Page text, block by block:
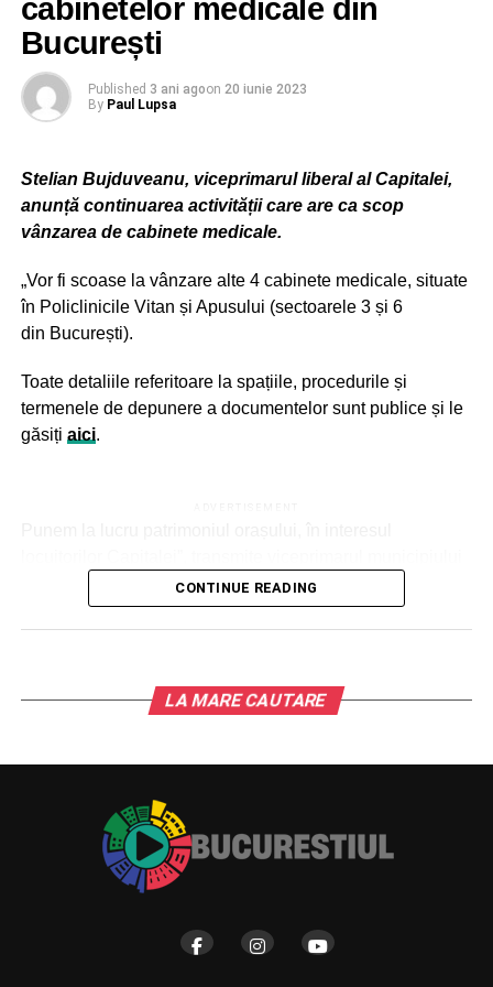
corespunzătoare a aplicaţiilor clinice şi non clinice şi
digitalizarea fluxurilor de documente”, în valoare de
6.468.434 lei, dintre care cheltuieli nerambursabile 5. 876.
234 lei (inclusiv TVA), iar contribuţia proprie a
– Spitalul Clinic Colentina – proiectul “Digitalizarea
fluxurilor interne de documente şi a modalităţii de
TVA) – cheltuieli nerambursabile;
– Spitalul Clinic Filantropia – proiectul “Digitalizarea
dintre care cheltuieli nerambursabile 5.877.386 lei
(inclusiv TVA), iar contribuţia proprie – 23.800 lei (inclusiv
TVA);
adresabilităţii şi interoperabilităţii”, în valoare de
6.225.376 lei (inclusiv TVA), dintre care cheltuieli
– Spitalul Clinic de Copii “Doctor Victor Gomoiu” –
– Spitalul Clinic de Obstetrică-Ginecologie “Prof. Dr.
Panait Sîrbu” – proiectul “Creşterea nivelului de
digitalizare”, în cuantum de 5.877.410 lei (inclusiv TVA) –
– Spitalul Clinic “Sfânta Maria” – proiectul “Sistem integrat
cabinetelor medicale din
București
Published 3 ani agoon 20 iunie 2023
By Paul Lupsa
Stelian Bujduveanu, viceprimarul liberal al Capitalei,
anunță continuarea activității care are ca scop
vânzarea de cabinete medicale.
„Vor fi scoase la vânzare alte 4 cabinete medicale, situate
în Policlinicile Vitan și Apusului (sectoarele 3 și 6
din București).
Toate detaliile referitoare la spațiile, procedurile și
termenele de depunere a documentelor sunt publice și le
găsiți aici.
CONTINUE READING
LA MARE CAUTARE